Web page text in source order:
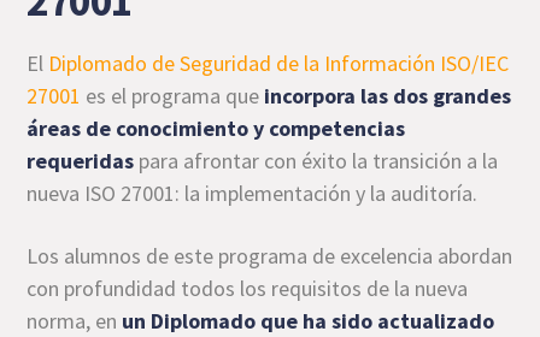
El Diplomado de Seguridad de la Información ISO/IEC
27001 es el programa que incorpora las dos grandes
áreas de conocimiento y competencias
requeridas para afrontar con éxito la transición a la
nueva ISO 27001: la implementación y la auditoría.
Los alumnos de este programa de excelencia abordan
con profundidad todos los requisitos de la nueva
norma, en un Diplomado que ha sido actualizado